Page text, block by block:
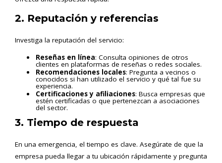
2. Reputación y referencias
Investiga la reputación del servicio:
Reseñas en línea: Consulta opiniones de otros
clientes en plataformas de reseñas o redes sociales.
Recomendaciones locales: Pregunta a vecinos o
conocidos si han utilizado el servicio y qué tal fue su
experiencia.
Certificaciones y afiliaciones: Busca empresas que
estén certificadas o que pertenezcan a asociaciones
del sector.
3. Tiempo de respuesta
En una emergencia, el tiempo es clave. Asegúrate de que la
empresa pueda llegar a tu ubicación rápidamente y pregunta